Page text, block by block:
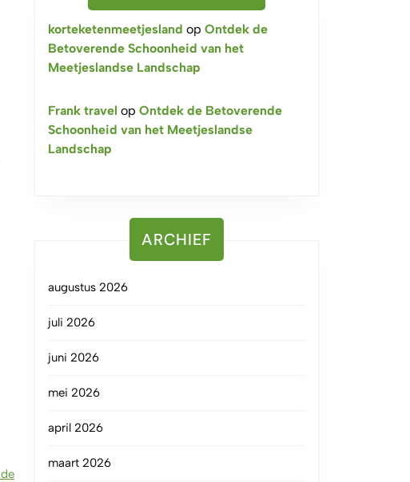
korteketenmeetjesland op Ontdek de
Betoverende Schoonheid van het
Meetjeslandse Landschap
Frank travel op Ontdek de Betoverende
Schoonheid van het Meetjeslandse
Landschap
ARCHIEF
augustus 2026
juli 2026
juni 2026
mei 2026
april 2026
maart 2026